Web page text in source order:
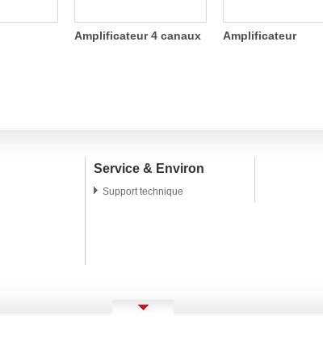
Amplificateur 4 canaux
Amplificateur
Service & Environ
Support technique